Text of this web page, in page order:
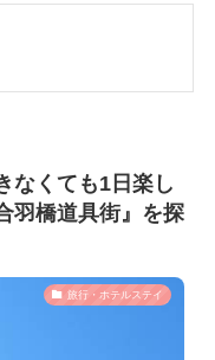
なくても1日楽し
羽橋道具街』を探
旅行・ホテルステイ